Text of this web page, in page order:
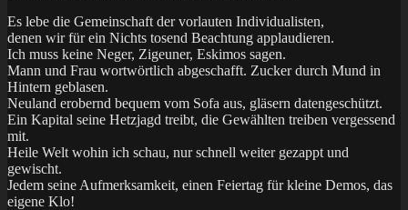
Es lebe die Gemeinschaft der vorlauten Individualisten,
denen wir für ein Nichts tosend Beachtung applaudieren.
Ich muss keine Neger, Zigeuner, Eskimos sagen.
Mann und Frau wortwörtlich abgeschafft. Zucker durch Mund in
Hintern geblasen.
Neuland erobernd bequem vom Sofa aus, gläsern datengeschützt.
Ein Kapital seine Hetzjagd treibt, die Gewählten treiben vergessend
mit.
Heile Welt wohin ich schau, nur schnell weiter gezappt und
gewischt.
Jedem seine Aufmerksamkeit, einen Feiertag für kleine Demos, das
eigene Klo!